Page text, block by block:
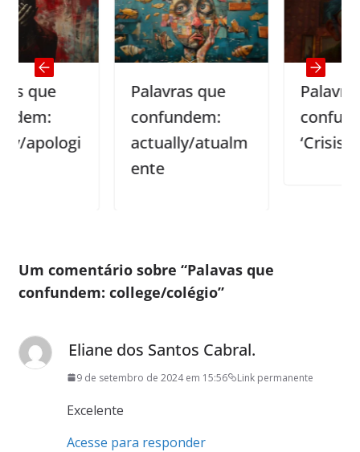
Palavras que
confundem:
actually/atualm
Palavras que
confundem:
‘Crisis’ e
Um comentário sobre “Palavas que
confundem: college/colégio”
Eliane dos Santos Cabral.
9 de setembro de 2024 em 15:56 Link permanente
Excelente
Acesse para responder